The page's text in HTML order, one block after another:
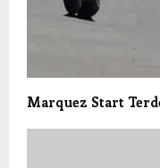
Marquez Start